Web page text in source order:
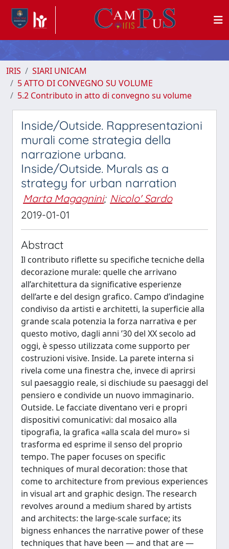
IRIS
SIARI UNICAM
5 ATTO DI CONVEGNO SU VOLUME
5.2 Contributo in atto di convegno su volume
Inside/Outside. Rappresentazioni
murali come strategia della
narrazione urbana.
Inside/Outside. Murals as a
strategy for urban narration
Marta Magagnini; Nicolo' Sardo
2019-01-01
Abstract
Il contributo riflette su specifiche tecniche della
decorazione murale: quelle che arrivano
all’architettura da significative esperienze
dell’arte e del design grafico. Campo d’indagine
condiviso da artisti e architetti, la superficie alla
grande scala potenzia la forza narrativa e per
questo motivo, dagli anni ’30 del XX secolo ad
oggi, è spesso utilizzata come supporto per
costruzioni visive. Inside. La parete interna si
rivela come una finestra che, invece di aprirsi
sul paesaggio reale, si dischiude su paesaggi del
pensiero e condivide un nuovo immaginario.
Outside. Le facciate diventano veri e propri
dispositivi comunicativi: dal mosaico alla
tipografia, la grafica «alla scala del muro» si
trasforma ed esprime il senso del proprio
tempo. The paper focuses on specific
techniques of mural decoration: those that
come to architecture from previous experiences
in visual art and graphic design. The research
revolves around a medium shared by artists
and architects: the large-scale surface; its
bigness enhances the narrative power of these
techniques that have been — and that are —